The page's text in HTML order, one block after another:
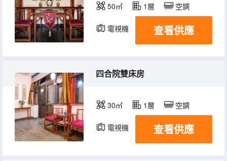
50㎡ 1層 空調
電視機 查看供應
四合院雙床房
30㎡ 1層 空調
電視機 查看供應